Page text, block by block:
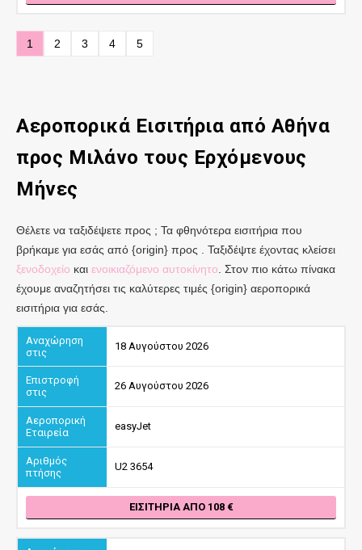
1 2 3 4 5
Αεροπορικά Εισιτήρια από Αθήνα
προς Μιλάνο τους Ερχόμενους
Μήνες
Θέλετε να ταξιδέψετε προς ; Τα φθηνότερα εισιτήρια που
βρήκαμε για εσάς από {origin} προς . Ταξιδέψτε έχοντας κλείσει
ξενοδοχείο και ενοικιαζόμενο αυτοκίνητο . Στον πιο κάτω πίνακα
έχουμε αναζητήσει τις καλύτερες τιμές {origin} αεροπορικά
εισιτήρια για εσάς.
18 Αυγούστου 2026
26 Αυγούστου 2026
easyJet
U2 3654
ΕΙΣΙΤΉΡΙΑ ΑΠΌ 108